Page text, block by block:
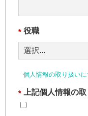
* 役職
個人情報の取り扱い
* 上記個人情報の